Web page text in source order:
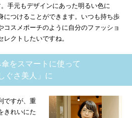
手元もデザインにあった明るい色に
につけることができます。いつも持ち歩
コスメポーチのように自分のファッショ
クトしたいですね。
をスマートに使って
ぐさ美人」に
ですが、重
きれいにた